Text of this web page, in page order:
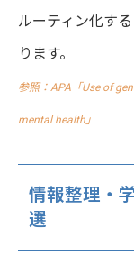
ルーティン化する
ります。
参照：APA「Use of
mental health」
情報整理・
選